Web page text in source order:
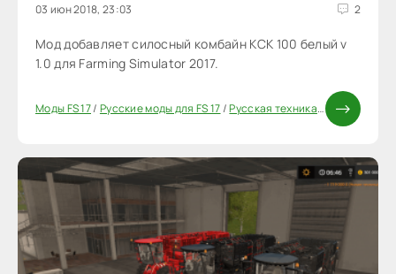
03 июн 2018, 23:03 2
Мод добавляет силосный комбайн КСК 100 белый v
1.0 для Farming Simulator 2017.
Моды FS 17/ Русские моды для FS 17/Русская техника FS 17 /